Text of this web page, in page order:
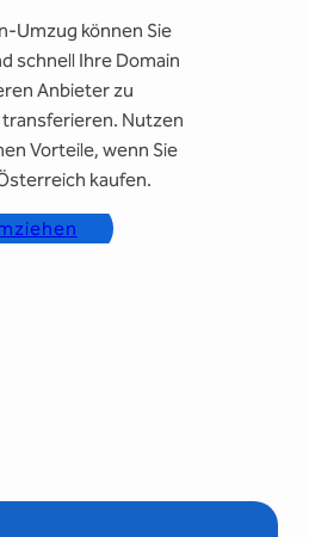
Umzug können Sie
schnell Ihre Domain
Anbieter zu
Nutzen
Vorteile, wenn Sie
kaufen.